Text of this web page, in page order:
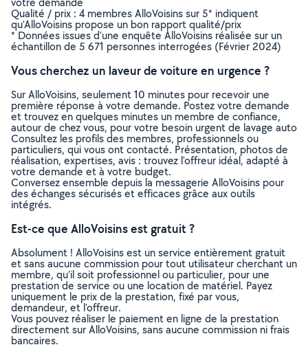
Qualité / prix : 4 membres AlloVoisins sur 5* indiquent
qu’AlloVoisins propose un bon rapport qualité/prix
* Données issues d’une enquête AlloVoisins réalisée sur un
échantillon de 5 671 personnes interrogées (Février 2024)
Vous cherchez un laveur de voiture en urgence ?
Sur AlloVoisins, seulement 10 minutes pour recevoir une
première réponse à votre demande. Postez votre demande
et trouvez en quelques minutes un membre de confiance,
autour de chez vous, pour votre besoin urgent de lavage auto
Consultez les profils des membres, professionnels ou
particuliers, qui vous ont contacté. Présentation, photos de
réalisation, expertises, avis : trouvez l'offreur idéal, adapté à
votre demande et à votre budget.
Conversez ensemble depuis la messagerie AlloVoisins pour
des échanges sécurisés et efficaces grâce aux outils
intégrés.
Est-ce que AlloVoisins est gratuit ?
Absolument ! AlloVoisins est un service entièrement gratuit
et sans aucune commission pour tout utilisateur cherchant un
membre, qu’il soit professionnel ou particulier, pour une
prestation de service ou une location de matériel. Payez
uniquement le prix de la prestation, fixé par vous,
demandeur, et l’offreur.
Vous pouvez réaliser le paiement en ligne de la prestation
directement sur AlloVoisins, sans aucune commission ni frais
bancaires.